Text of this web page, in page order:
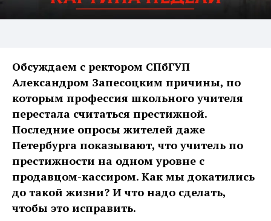
Обсуждаем с ректором СПбГУП
Александром Запесоцким причины, по
которым профессия школьного учителя
перестала считаться престижной.
Последние опросы жителей даже
Петербурга показывают, что учитель по
престижности на одном уровне с
продавцом-кассиром. Как мы докатились
до такой жизни? И что надо сделать,
чтобы это исправить.